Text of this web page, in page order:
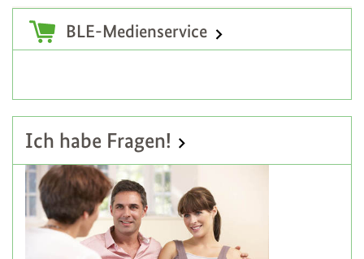
Zusatzinformationen
BLE-Medienservice
Ich habe Fragen!